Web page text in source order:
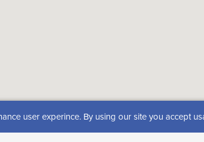
user experince. By using our site you accept